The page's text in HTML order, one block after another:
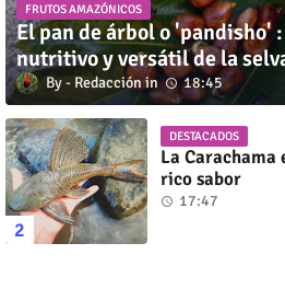
FRUTOS AMAZÓNICOS
El pan de árbol o 'pandisho'
nutritivo y versátil de la
Redacción 18:45
DESTACADOS
La Carachama
rico sabor
17:47